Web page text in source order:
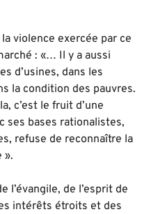
violence exercée par ce
: «… Il y a aussi
d’usines, dans les
la condition des pauvres.
c’est le fruit d’une
ses bases rationalistes,
refuse de reconnaître la
».
l’évangile, de l’esprit de
intérêts étroits et des